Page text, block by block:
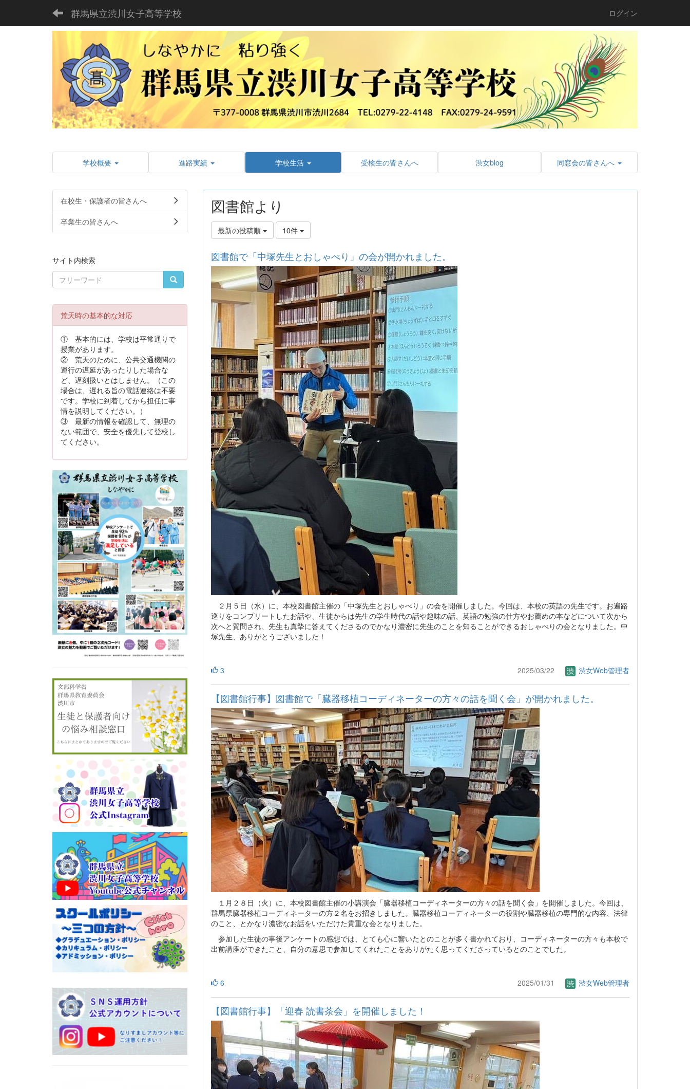
群馬県立渋川女子高等学校 ログイン
学校概要 進路実績 学校生活 受検生の皆さんへ 渋女blog 同窓会の皆さんへ
図書館より
最新の投稿順 10件
図書館で「中塚先生とおしゃべり」の会が開かれました。
２月５日（水）に、本校図書館主催の「中塚先生とおしゃべり」の会を開催しました。今回は、本校の英語の先生です。お遍路
巡りをコンプリートしたお話や、生徒からは先生の学生時代の話や趣味の話、英語の勉強の仕方やお薦めの本などについて次から
次へと質問され、先生も真摯に答えてくださるのでかなり濃密に先生のことを知ることができるおしゃべりの会となりました。中
塚先生、ありがとうございました！
3 2025/03/22 渋女Web管理者
【図書館行事】図書館で「臓器移植コーディネーターの方々の話を聞く会」が開かれました。
１月２８日（火）に、本校図書館主催の小講演会「臓器移植コーディネーターの方々の話を聞く会」を開催しました。今回は、
群馬県臓器移植コーディネーターの方２名をお招きしました。臓器移植コーディネーターの役割や臓器移植の専門的な内容、法律
のこと、とかなり濃密なお話をいただけた貴重な会となりました。
参加した生徒の事後アンケートの感想では、とても心に響いたとのことが多く書かれており、コーディネーターの方々も本校で
出前講座ができたこと、自分の意思で参加してくれたことをありがたく思ってくださっているとのことでした。
6 2025/01/31 渋女Web管理者
【図書館行事】「迎春 読書茶会」を開催しました！
在校生・保護者の皆さんへ
卒業生の皆さんへ
サイト内検索
荒天時の基本的な対応
① 基本的には、学校は平常通りで
授業があります。
② 荒天のために、公共交通機関の
運行の遅延があったりした場合な
ど、遅刻扱いとはしません。（この
場合は、遅れる旨の電話連絡は不要
です。学校に到着してから担任に事
情を説明してください。）
③ 最新の情報を確認して、無理の
ない範囲で、安全を優先して登校し
てください。